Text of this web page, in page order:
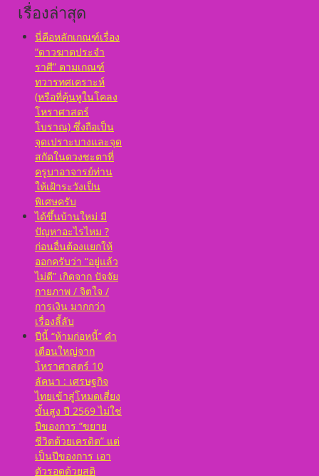
ตั้งชื่อมงคลคนเกิดวัน
อาทิตย์ ตั้งชื่อดี เป็น
มงคล ชื่อมงคล ตั้งชื่อ
เลขศาสตร์ มหาทักษา
พลังดาวพระเคราะห์
ตั้งดวงถอดดาวด้วย
โหราศาตร์ ๑๐ ลัคนา
ออกมาเป็นจุดอ่อนจุด
แข็งแก้ไขข้อบกพร่อง
ในพื้นดวงชาตา
เรื่องล่าสุด
นี่คือหลักเกณฑ์เรื่อง
“ดาวฆาตประจำ
ราศี” ตามเกณฑ์
ทวารทศเคราะห์
(หรือที่คุ้นหูในโคลง
โหราศาสตร์
โบราณ) ซึ่งถือเป็น
จุดเปราะบางและจุด
สกัดในดวงชะตาที่
ครูบาอาจารย์ท่าน
ให้เฝ้าระวังเป็น
พิเศษครับ
ได้ขึ้นบ้านใหม่ มี
ปัญหาอะไรไหม ?
ก่อนอื่นต้องแยกให้
ออกครับว่า “อยู่แล้ว
ไม่ดี” เกิดจาก ปัจจัย
กายภาพ / จิตใจ /
การเงิน มากกว่า
เรื่องลี้ลับ
ปีนี้ “ห้ามก่อหนี้” คำ
เตือนใหญ่จาก
โหราศาสตร์ 10
ลัคนา : เศรษฐกิจ
ไทยเข้าสู่โหมดเสี่ยง
ขั้นสูง ปี 2569 ไม่ใช่
ปีของการ “ขยาย
ชีวิตด้วยเครดิต” แต่
เป็นปีของการ เอา
ตัวรอดด้วยสติ